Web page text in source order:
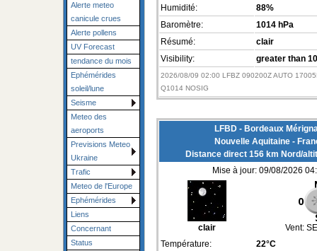
Alerte meteo
canicule crues
Alerte pollens
UV Forecast
tendance du mois
Ephémérides
soleil/lune
Seisme
Meteo des
aeroports
Previsions Meteo
Ukraine
Trafic
Meteo de l'Europe
Ephémérides
Liens
Concernant
Status
Humidité:
88%
Baromètre:
1014 hPa
Résumé:
clair
Visibility:
greater than
2026/08/09 02:00 LFBZ 090200Z AUTO
Q1014 NOSIG
LFBD - Bordeaux
Nouvelle Aquitaine -
Distance direct 156 km Nord/
Mise à jour: 09/08/2026
clair Vent:
Température:
22°C